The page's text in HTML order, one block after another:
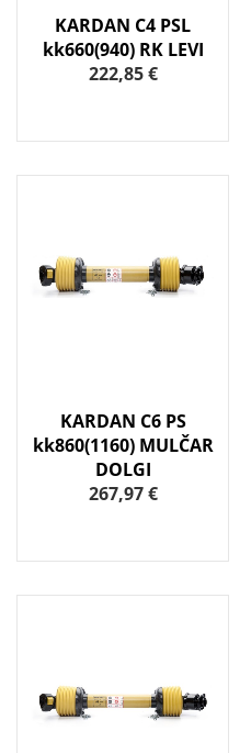
KARDAN C4 PSL
kk660(940) RK LEVI
222,85 €
KARDAN C6 PS
kk860(1160) MULČAR
DOLGI
267,97 €